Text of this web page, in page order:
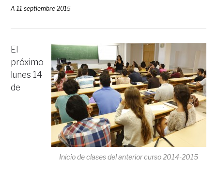
A11 septiembre 2015
Inicio de clases del anterior curso 2014-2015
El
próximo
lunes 14
de